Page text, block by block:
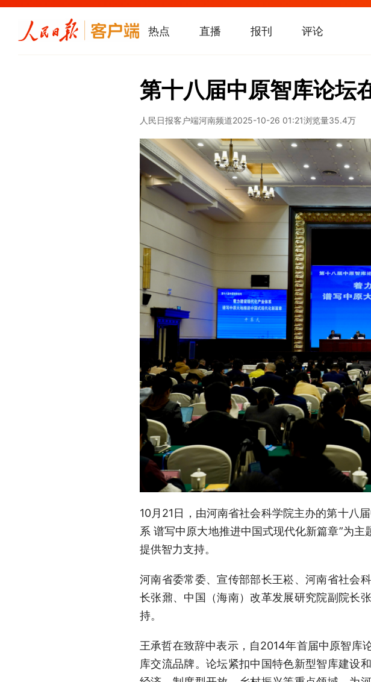
热点 直播 报刊 评论
第十八届中原智库论坛
人民日报客户端河南频道2025-10-26 01:21浏览量35.4万
10月21日，由河南省社会科学院主办的第十八
系 谱写中原大地推进中国式现代化新篇章”为
提供智力支持。
河南省委常委、宣传部部长王崧、河南省社会
长张鼐、中国（海南）改革发展研究院副院长
持。
王承哲在致辞中表示，自2014年首届中原智库
库交流品牌。论坛紧扣中国特色新型智库建设